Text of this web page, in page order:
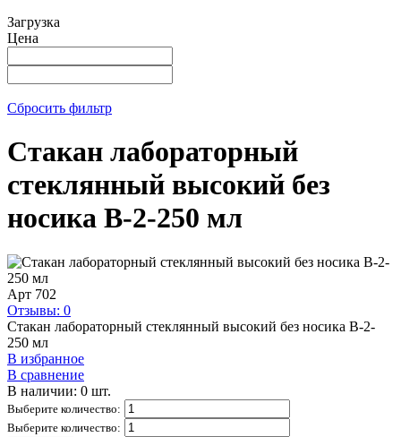
Загрузка
Цена
Сбросить фильтр
Стакан лабораторный
стеклянный высокий без
носика В-2-250 мл
Арт 702
Отзывы: 0
Стакан лабораторный стеклянный высокий без носика В-2-
250 мл
В избранное
В сравнение
В наличии: 0 шт.
Выберите количество:
Выберите количество: